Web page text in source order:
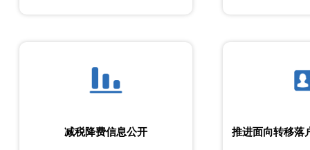
减税降费信息公开 推进面向转移落